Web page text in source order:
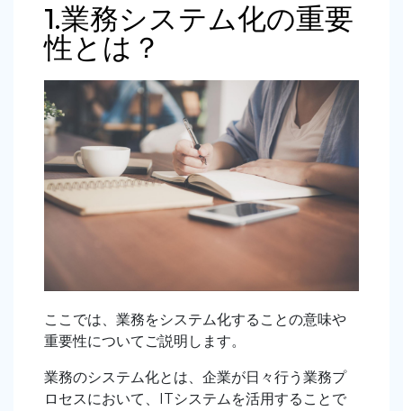
1.業務システム化の重要
性とは？
ここでは、業務をシステム化することの意味や
重要性についてご説明します。
業務のシステム化とは、企業が日々行う業務プ
ロセスにおいて、ITシステムを活用することで